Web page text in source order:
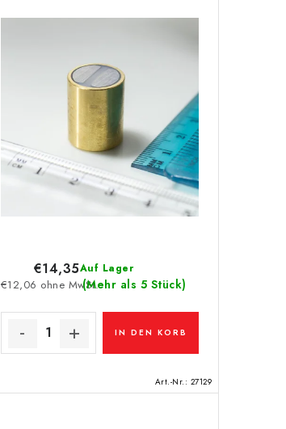
Auf Lager
(Mehr als 5 Stück)
€12,06 ohne MwSt.
€14,35
IN DEN KORB
Art.-Nr.: 27129